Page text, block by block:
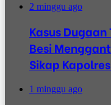
2 minggu ago
Kasus
Besi
Sikap
1 minggu ago